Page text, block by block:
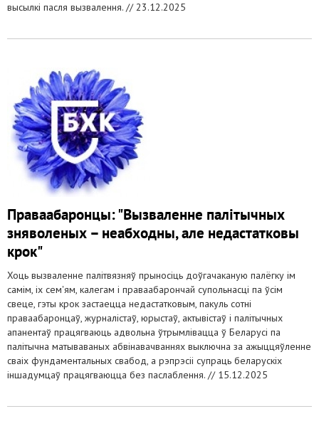
высылкі пасля вызвалення. //23.12.2025
Праваабаронцы: "Вызваленне палітычных
зняволеных – неабходны, але недастатковы
крок"
Хоць вызваленне палітвязняў прыносіць доўгачаканую палёгку ім
самім, іх сем'ям, калегам і праваабарончай супольнасці па ўсім
свеце, гэты крок застаецца недастатковым, пакуль сотні
праваабаронцаў, журналістаў, юрыстаў, актывістаў і палітычных
апанентаў працягваюць адвольна ўтрымлівацца ў Беларусі па
палітычна матываваных абвінавачваннях выключна за ажыццяўленне
сваіх фундаментальных свабод, а рэпрэсіі супраць беларускіх
іншадумцаў працягваюцца без паслаблення. // 15.12.2025